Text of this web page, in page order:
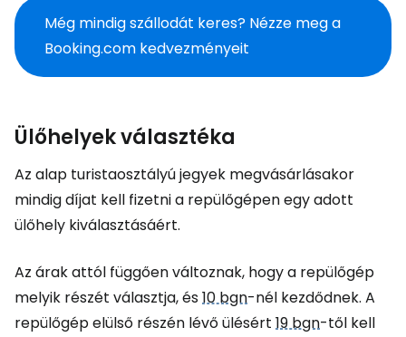
Még mindig szállodát keres? Nézze meg a
Booking.com kedvezményeit
Ülőhelyek választéka
Az alap turistaosztályú jegyek megvásárlásakor
mindig díjat kell fizetni a repülőgépen egy adott
ülőhely kiválasztásáért.
Az árak attól függően változnak, hogy a repülőgép
melyik részét választja, és10 bgn-nél kezdődnek. A
repülőgép elülső részén lévő ülésért 19 bgn-től kell